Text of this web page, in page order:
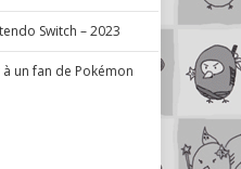
Switch – 2023
un fan de Pokémon